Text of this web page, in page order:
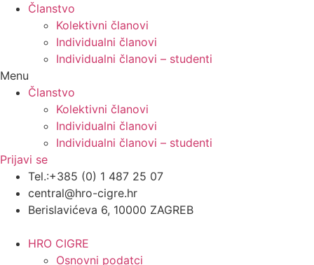
Članstvo
Kolektivni članovi
Individualni članovi
Individualni članovi – studenti
Menu
Članstvo
Kolektivni članovi
Individualni članovi
Individualni članovi – studenti
Prijavi se
Tel.:+385 (0) 1 487 25 07
central@hro-cigre.hr
Berislavićeva 6, 10000 ZAGREB
HRO CIGRE
Osnovni podatci​